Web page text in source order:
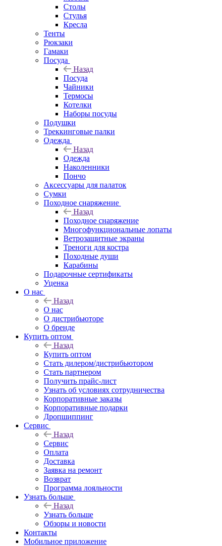
Столы
Стулья
Кресла
Тенты
Рюкзаки
Гамаки
Посуда
Назад
Посуда
Чайники
Термосы
Котелки
Наборы посуды
Подушки
Треккинговые палки
Одежда
Назад
Одежда
Наколенники
Пончо
Аксессуары для палаток
Сумки
Походное снаряжение
Назад
Походное снаряжение
Многофункциональные лопаты
Ветрозащитные экраны
Треноги для костра
Походные души
Карабины
Подарочные сертификаты
Уценка
О нас
Назад
О нас
О дистрибьюторе
О бренде
Купить оптом
Назад
Купить оптом
Стать дилером/дистрибьютором
Стать партнером
Получить прайс-лист
Узнать об условиях сотрудничества
Корпоративные заказы
Корпоративные подарки
Дропшиппинг
Сервис
Назад
Сервис
Оплата
Доставка
Заявка на ремонт
Возврат
Программа лояльности
Узнать больше
Назад
Узнать больше
Обзоры и новости
Контакты
Мобильное приложение